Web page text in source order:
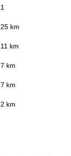
1
25 km
11 km
7 km
7 km
2 km